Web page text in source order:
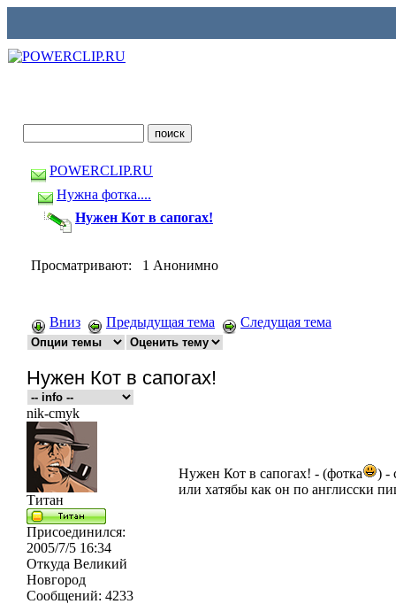
POWERCLIP.RU
Нужна фотка....
Нужен Кот в сапогах!
Просматривают: 1 Анонимно
Вниз Предыдущая тема Следущая тема
Нужен Кот в сапогах!
nik-cmyk
Титан
Присоединился:
2005/7/5 16:34
Откуда Великий
Новгород
Сообщений: 4233
Нужен Кот в сапогах! - (фотка
) -
или хатябы как он по англисски